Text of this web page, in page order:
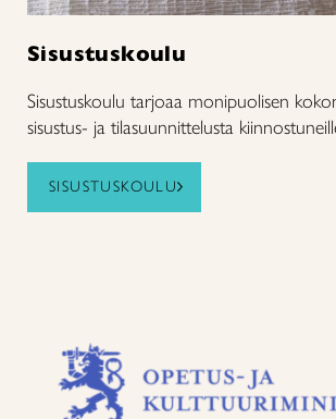
Sisustuskoulu
Sisustuskoulu tarjoaa monipuolisen
sisustus- ja tilasuunnittelusta
SISUSTUSKOULU